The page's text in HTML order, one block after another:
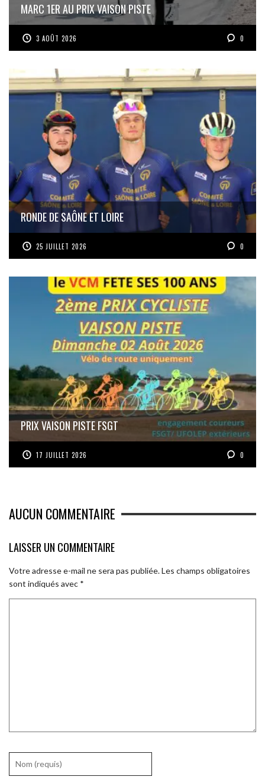
MARC 1ER AU PRIX VAISON PISTE
3 AOÛT 2026 0
RONDE DE SAÔNE ET LOIRE
25 JUILLET 2026 0
PRIX VAISON PISTE FSGT
17 JUILLET 2026 0
AUCUN COMMENTAIRE
LAISSER UN COMMENTAIRE
Votre adresse e-mail ne sera pas publiée.Les champs obligatoires
sont indiqués avec *